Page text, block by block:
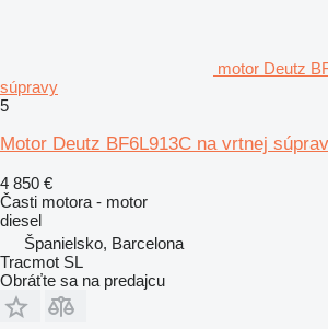
motor Deutz
súpravy
5
Motor Deutz BF6L913C na vrtnej
4 850 €
Časti motora - motor
diesel
Španielsko, Barcelona
Tracmot SL
Obráťte sa na predajcu